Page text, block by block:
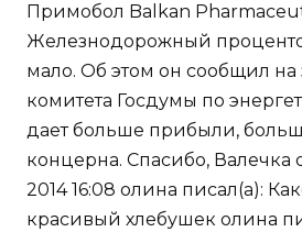
Примобол Balkan
Железнодорожный
мало. Об этом он сообщил на
комитета Госдумы по
дает больше прибыли,
концерна. Спасибо, Валечка
2014 16:08 олина писал(а):
красивый хлебушек олина